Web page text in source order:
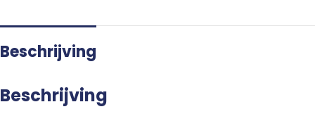
Beschrijving
Beschrijving